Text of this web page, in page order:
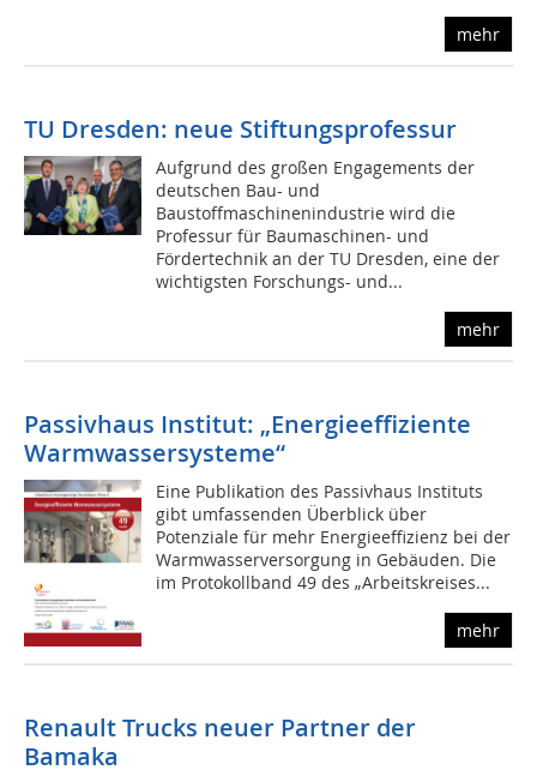
mehr
TU Dresden: neue Stiftungsprofessur
Aufgrund des großen Engagements der
deutschen Bau- und
Baustoffmaschinenindustrie wird die
Professur für Baumaschinen- und
Fördertechnik an der TU Dresden, eine der
wichtigsten Forschungs- und...
mehr
Passivhaus Institut: „Energieeffiziente
Warmwassersysteme“
Eine Publikation des Passivhaus Instituts
gibt umfassenden Überblick über
Potenziale für mehr Energieeffizienz bei der
Warmwasserversorgung in Gebäuden. Die
im Protokollband 49 des „Arbeitskreises...
mehr
Renault Trucks neuer Partner der
Bamaka